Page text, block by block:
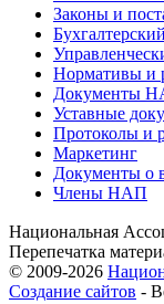
Законы и
Нормативы и
Документы
Уставные
Протоколы и
Маркетинг
Документы о
Члены НАП
Национальная
Перепечатка
© 2009-2026
Создание сайтов -